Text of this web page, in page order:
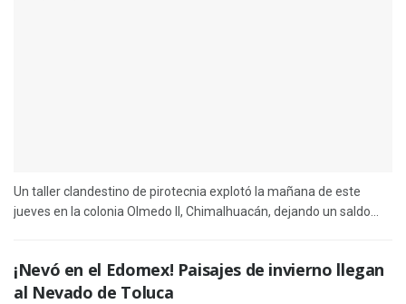
Un taller clandestino de pirotecnia explotó la mañana de este
jueves en la colonia Olmedo II, Chimalhuacán, dejando un saldo...
¡Nevó en el Edomex! Paisajes de invierno llegan
al Nevado de Toluca